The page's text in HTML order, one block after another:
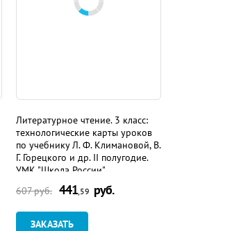
Литературное чтение. 3 класс:
технологические карты уроков
по учебнику Л. Ф. Климановой, В.
Г. Горецкого и др. II полугодие.
УМК "Школа России"
607руб. 441 ,59 руб.
ЗАКАЗАТЬ